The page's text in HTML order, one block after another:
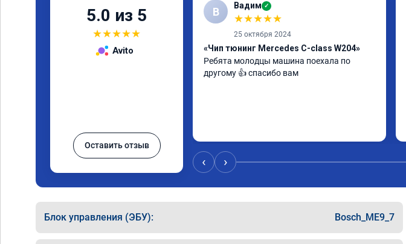
5.0 из 5
★★★★★
Avito
Оставить отзыв
В Вадим ✓
★★★★★
25 октября 2024
«Чип тюнинг Mercedes C-class W204»
Ребята молодцы машина поехала по
другому 👍 спасибо вам
‹ ›
Блок управления (ЭБУ): Bosch_ME9_7